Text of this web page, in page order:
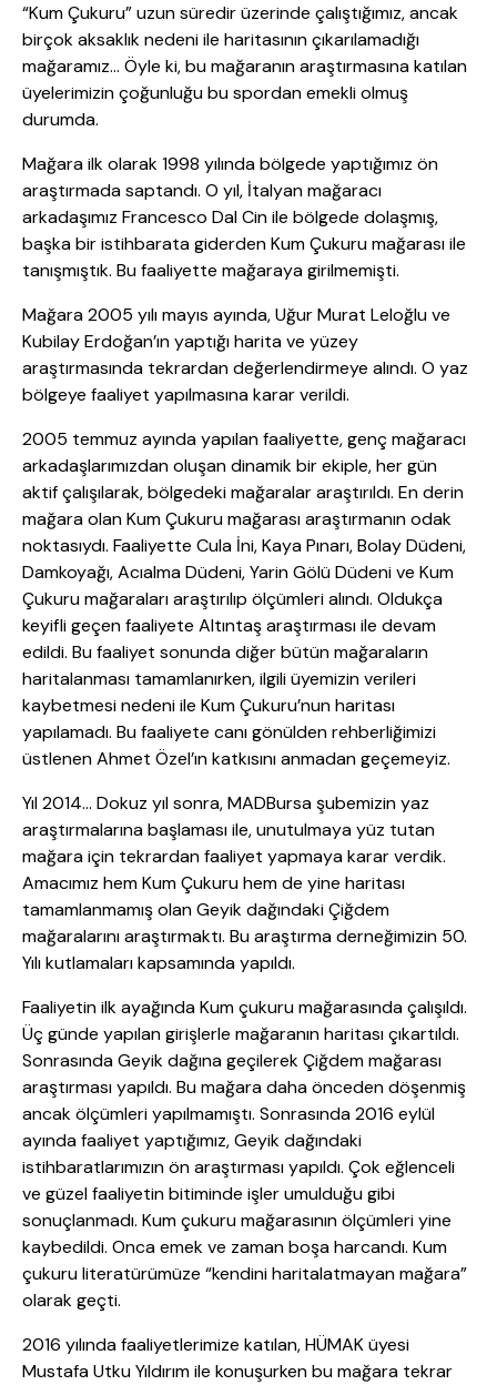
“Kum Çukuru” uzun süredir üzerinde çalıştığımız, ancak
birçok aksaklık nedeni ile haritasının çıkarılamadığı
mağaramız… Öyle ki, bu mağaranın araştırmasına katılan
üyelerimizin çoğunluğu bu spordan emekli olmuş
durumda.
Mağara ilk olarak 1998 yılında bölgede yaptığımız ön
araştırmada saptandı. O yıl, İtalyan mağaracı
arkadaşımız Francesco Dal Cin ile bölgede dolaşmış,
başka bir istihbarata giderden Kum Çukuru mağarası ile
tanışmıştık. Bu faaliyette mağaraya girilmemişti.
Mağara 2005 yılı mayıs ayında, Uğur Murat Leloğlu ve
Kubilay Erdoğan’ın yaptığı harita ve yüzey
araştırmasında tekrardan değerlendirmeye alındı. O yaz
bölgeye faaliyet yapılmasına karar verildi.
2005 temmuz ayında yapılan faaliyette, genç mağaracı
arkadaşlarımızdan oluşan dinamik bir ekiple, her gün
aktif çalışılarak, bölgedeki mağaralar araştırıldı. En derin
mağara olan Kum Çukuru mağarası araştırmanın odak
noktasıydı. Faaliyette Cula İni, Kaya Pınarı, Bolay Düdeni,
Damkoyağı, Acıalma Düdeni, Yarin Gölü Düdeni ve Kum
Çukuru mağaraları araştırılıp ölçümleri alındı. Oldukça
keyifli geçen faaliyete Altıntaş araştırması ile devam
edildi. Bu faaliyet sonunda diğer bütün mağaraların
haritalanması tamamlanırken, ilgili üyemizin verileri
kaybetmesi nedeni ile Kum Çukuru’nun haritası
yapılamadı. Bu faaliyete canı gönülden rehberliğimizi
üstlenen Ahmet Özel’ın katkısını anmadan geçemeyiz.
Yıl 2014… Dokuz yıl sonra, MADBursa şubemizin yaz
araştırmalarına başlaması ile, unutulmaya yüz tutan
mağara için tekrardan faaliyet yapmaya karar verdik.
Amacımız hem Kum Çukuru hem de yine haritası
tamamlanmamış olan Geyik dağındaki Çiğdem
mağaralarını araştırmaktı. Bu araştırma derneğimizin 50.
Yılı kutlamaları kapsamında yapıldı.
Faaliyetin ilk ayağında Kum çukuru mağarasında çalışıldı.
Üç günde yapılan girişlerle mağaranın haritası çıkartıldı.
Sonrasında Geyik dağına geçilerek Çiğdem mağarası
araştırması yapıldı. Bu mağara daha önceden döşenmiş
ancak ölçümleri yapılmamıştı. Sonrasında 2016 eylül
ayında faaliyet yaptığımız, Geyik dağındaki
istihbaratlarımızın ön araştırması yapıldı. Çok eğlenceli
ve güzel faaliyetin bitiminde işler umulduğu gibi
sonuçlanmadı. Kum çukuru mağarasının ölçümleri yine
kaybedildi. Onca emek ve zaman boşa harcandı. Kum
çukuru literatürümüze “kendini haritalatmayan mağara”
olarak geçti.
2016 yılında faaliyetlerimize katılan, HÜMAK üyesi
Mustafa Utku Yıldırım ile konuşurken bu mağara tekrar